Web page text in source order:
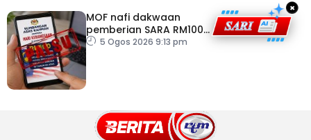
MOF nafi dakwaan
pemberian SARA RM100
sempena Hari
5 Ogos 2026 9:13 pm
×